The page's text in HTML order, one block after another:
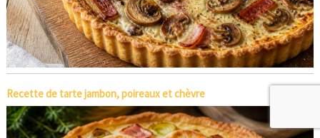
Recette de tarte jambon, poireaux et chèvre